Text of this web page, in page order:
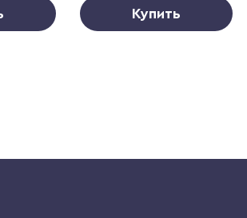
Купить